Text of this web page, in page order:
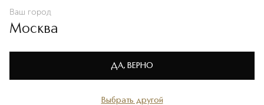
Политике конфиденциальности
В КОРЗИНУ
Ваш город
Москва
Выбрать другой
ДА, ВЕРНО